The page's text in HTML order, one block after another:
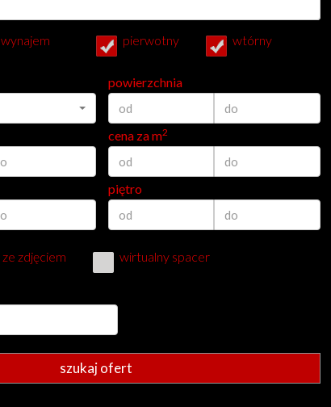
wynajem pierwotny wtórny
powierzchnia
cena za m2
piętro
ze zdjęciem wirtualny spacer
szukaj ofert